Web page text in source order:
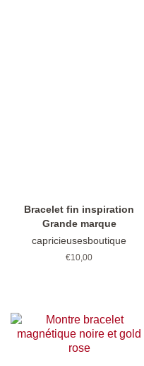
Bracelet fin inspiration
Grande marque
capricieusesboutique
Prix
€10,00